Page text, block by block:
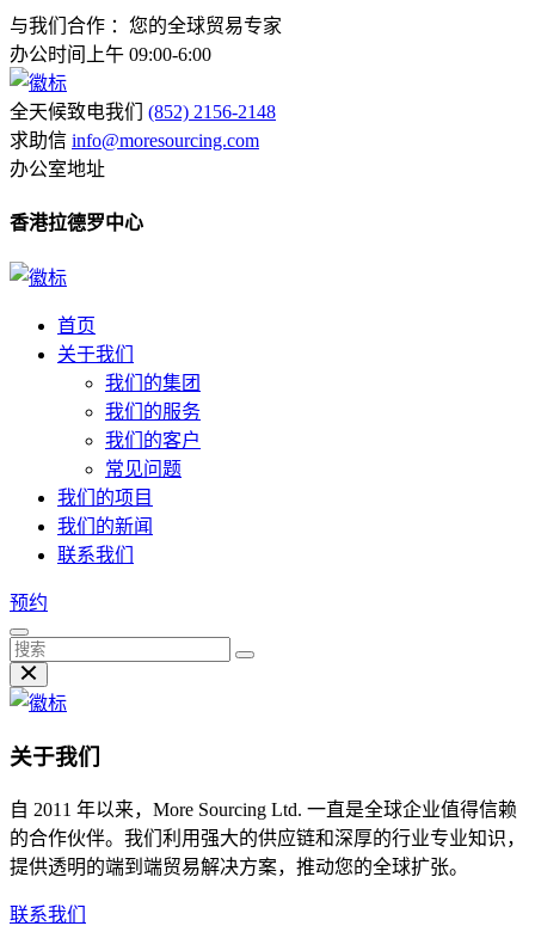
与我们合作 ：您的全球贸易专家
办公时间上午 09:00-6:00
全天候致电我们
(852) 2156-2148
求助信 info@moresourcing.com
办公室地址
香港拉德罗中心
首页
关于我们
我们的集团
我们的服务
我们的客户
常见问题
我们的项目
我们的新闻
联系我们
预约
关于我们
自 2011 年以来，More Sourcing Ltd. 一直是全球企业值得信赖
的合作伙伴。我们利用强大的供应链和深厚的行业专业知识，
提供透明的端到端贸易解决方案，推动您的全球扩张。
联系我们